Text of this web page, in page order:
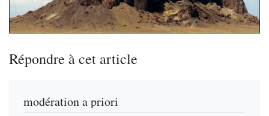
Répondre à cet article
modération a priori